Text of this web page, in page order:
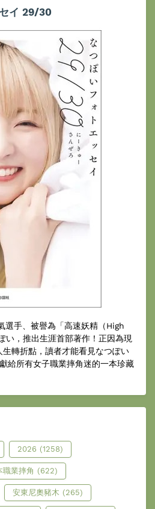
イ 29/30
選手、被譽為「高速妖精（High
い，推出生涯首部著作！正因為現
轉折點，讀者才能看見なつぽい
給所有女子職業摔角迷的一本珍藏
2026 (1258)
職業摔角 (622)
安東尼奧豬木 (265)